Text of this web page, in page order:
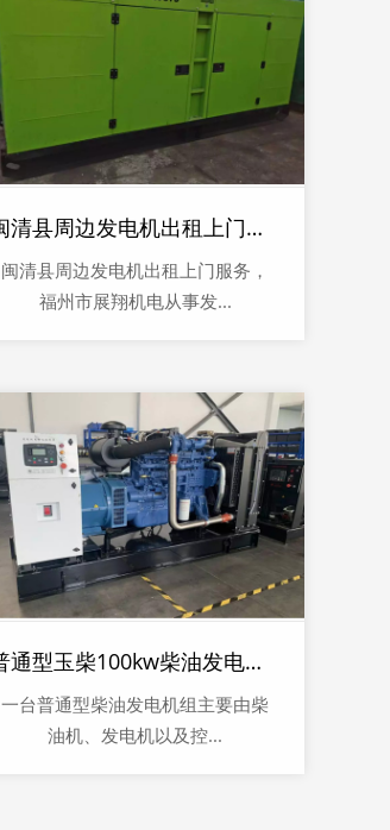
闽清县周边发电机出租上门服务
闽清县周边发电机出租上门服务，
福州市展翔机电从事发...
普通型玉柴100kw柴油发电机组
一台普通型柴油发电机组主要由柴
油机、发电机以及控...